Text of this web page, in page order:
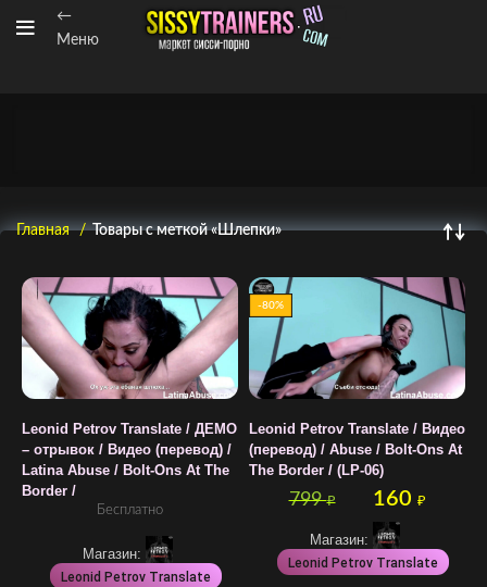
←
Меню
Главная Товары с меткой «Шлепки»
Leonid Petrov Translate / ДЕМО
– отрывок / Видео (перевод) /
Latina Abuse / Bolt-Ons At The
Border /
Бесплатно
Магазин:
Leonid Petrov Translate
-80%
Leonid Petrov Translate / Видео
(перевод) / Abuse / Bolt-Ons At
The Border / (LP-06)
799₽ 160 ₽
Магазин:
Leonid Petrov Translate